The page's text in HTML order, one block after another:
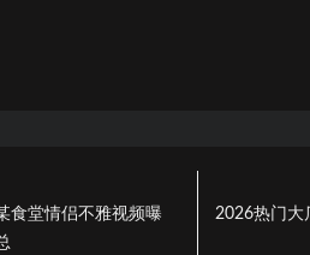
食堂情侣不雅视频曝
2026热门大